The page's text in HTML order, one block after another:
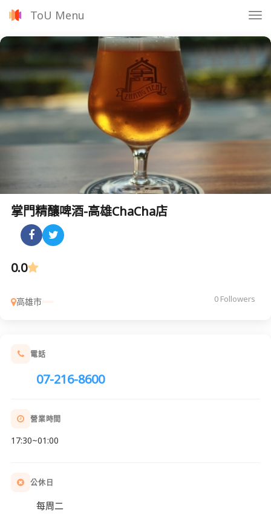
ToU Menu
掌門精釀啤酒-高雄ChaCha店
0.0
高雄市 0 Followers
電話
07-216-8600
營業時間
17:30~01:00
公休日
每周二